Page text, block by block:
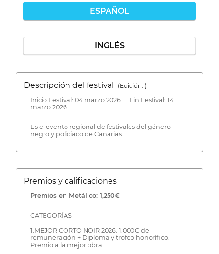
ESPAÑOL
INGLÉS
Descripción del festival
( Edición: )
Inicio Festival: 04 marzo 2026 Fin Festival: 14
marzo 2026
Es el evento regional de festivales del género
negro y policíaco de Canarias.
Premios y calificaciones
Premios en Metálico: 1,250€
CATEGORÍAS
1.MEJOR CORTO NOIR 2026: 1.000€ de
remuneración + Diploma y trofeo honorífico.
Premio a la mejor obra.